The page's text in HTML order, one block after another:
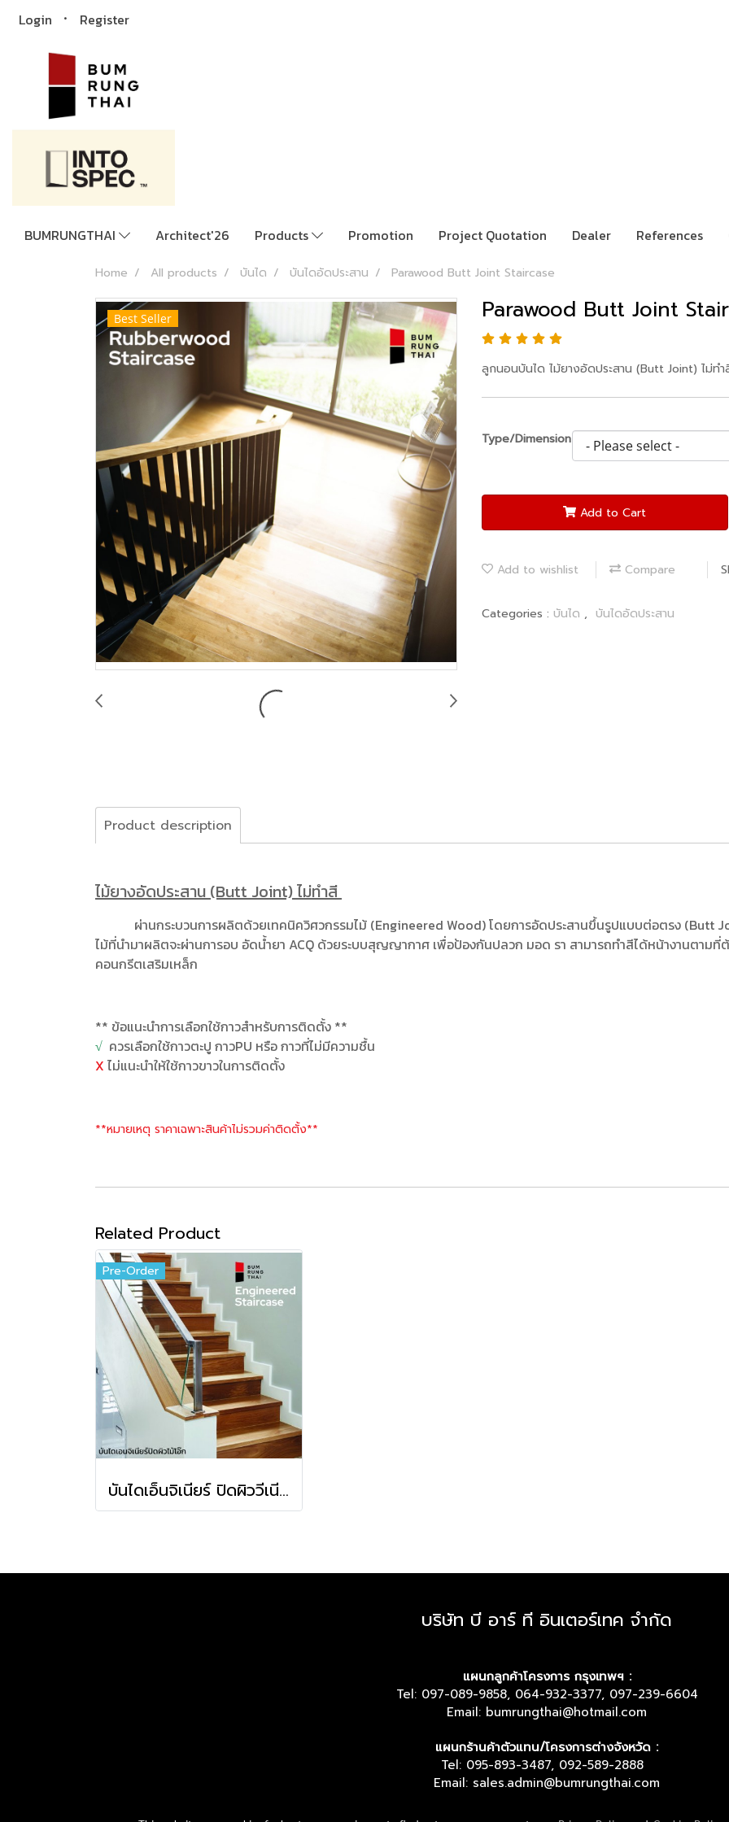
Login Register
BUMRUNGTHAI Architect'26 Products Promotion Project Quotation Dealer References
Home All products บันได บันไดอัดประสาน Parawood Butt Joint Staircase
Best Seller Parawood Butt Joint
ลูกนอนบันได ไม้ยางอัดประสาน (Butt Joint) ไม่ทำ
Type/Dimension
Add to Cart
Add to wishlist Compare
Categories : บันได , บันไดอัดประสาน
Product description
ไม้ยางอัดประสาน (Butt Joint) ไม่ทำสี
ผ่านกระบวนการผลิตด้วยเทคนิควิศวกรรมไม้ (Engineered Wood) โดยการอัดประสานขึ้นรูปแบบต่อตรง (Butt
ไม้ที่นำมาผลิตจะผ่านการอบ อัดน้ำยา ACQ ด้วยระบบสุญญากาศ เพื่อป้องกันปลวก มอด รา สามารถทำสีได้หน้างานตามที่
คอนกรีตเสริมเหล็ก
** ข้อแนะนำการเลือกใช้กาวสำหรับการติดตั้ง **
√ ควรเลือกใช้กาวตะปู กาวPU หรือ กาวที่ไม่มีความชื้น
X ไม่แนะนำให้ใช้กาวขาวในการติดตั้ง
**หมายเหตุ ราคาเฉพาะสินค้าไม่รวมค่าติดตั้ง**
Related Product
Pre-Order
บันไดเอ็นจิเนียร์ ปิดผิววีเนียร์ไม้โอ๊ค
บริษัท บี อาร์ ที อินเตอร์เทค จำกัด
แผนกลูกค้าโครงการ กรุงเทพฯ :
Tel: 097-089-9858, 064-932-3377, 097-239-6604
Email: bumrungthai@hotmail.com
แผนกร้านค้าตัวแทน/โครงการต่างจังหวัด :
Tel: 095-893-3487, 092-589-2888
Email: sales.admin@bumrungthai.com